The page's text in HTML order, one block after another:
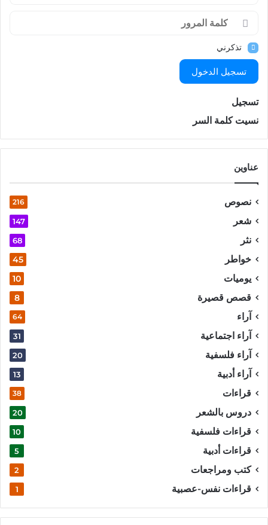
تذكرني
تسجيل الدخول
تسجيل
نسيت كلمة السر
عناوين
نصوص 216
شعر 147
نثر 68
خواطر 45
يوميات 10
قصص قصيرة 8
آراء 64
آراء اجتماعية 31
آراء فلسفية 20
آراء أدبية 13
قراءات 38
دروس بالشعر 20
قراءات فلسفية 10
قراءات أدبية 5
كتب ومراجعات 2
قراءات نفس-عصبية 1